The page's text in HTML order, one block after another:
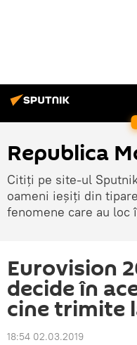
Republica
Citiți pe site-ul
oameni ieșiți din
fenomene care au loc
Eurovision
decide în
cine trimite
18:54 02.03.2019